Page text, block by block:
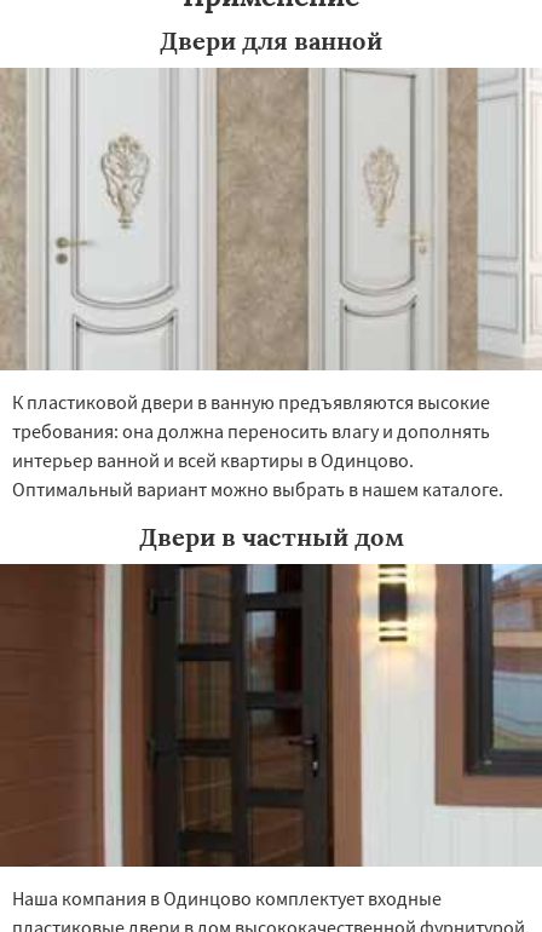
Работаем по
Озеры Орехово-Зуево
Протвино Пушкино Пущино Раменское
Двери для ванной
К пластиковой двери в ванную предъявляются высокие
требования: она должна переносить влагу и дополнять
интерьер ванной и всей квартиры в Одинцово.
Оптимальный вариант можно выбрать в нашем каталоге.
Двери в частный дом
Наша компания в Одинцово комплектует входные
пластиковые двери в дом высококачественной фурнитурой.
УЗНАТЬ ПОДРОБНЕЕ